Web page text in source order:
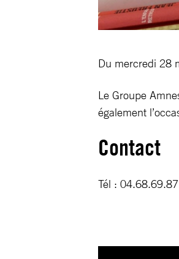
Du mercredi 28
Le Groupe
également
Contact
Tél :